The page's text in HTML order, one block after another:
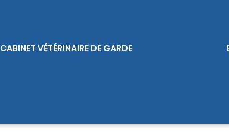
CABINET VÉTÉRINAIRE DE GARDE